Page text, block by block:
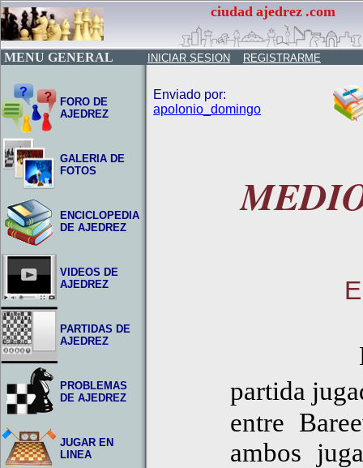
ciudad ajedrez .com
MENU GENERAL INICIAR SESION REGISTRARME
FORO DE
AJEDREZ
GALERIA DE
FOTOS
ENCICLOPEDIA
DE AJEDREZ
VIDEOS DE
AJEDREZ
PARTIDAS DE
AJEDREZ
PROBLEMAS
DE AJEDREZ
JUGAR EN
LINEA
Enviado por:
apolonio_domingo
Este
partida
entre
ambos